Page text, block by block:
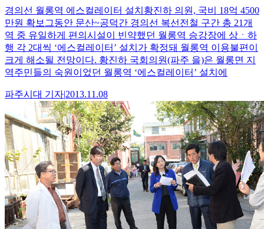
경의선 월롱역 에스컬레이터 설치황진하 의원, 국비 18억 4500
만원 확보그동안 문산~공덕간 경의선 복선전철 구간 총 21개
역 중 유일하게 편의시설이 빈약했던 월롱역 승강장에 상ㆍ하
행 각 2대씩 ‘에스컬레이터’ 설치가 확정돼 월롱역 이용불편이
크게 해소될 전망이다. 황진하 국회의원(파주 을)은 월롱면 지
역주민들의 숙원이었던 월롱역 ‘에스컬레이터’ 설치에
파주시대 기자|2013.11.08